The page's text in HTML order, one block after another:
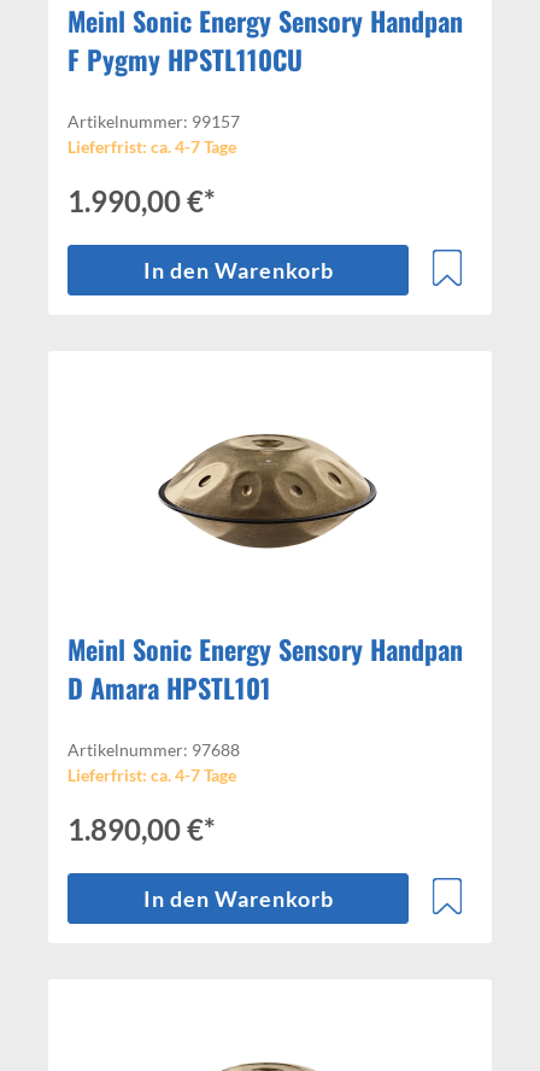
Meinl Sonic Energy Sensory Handpan
F Pygmy HPSTL110CU
Artikelnummer: 99157
Lieferfrist: ca. 4-7 Tage
1.990,00 €*
In den Warenkorb
Meinl Sonic Energy Sensory Handpan
D Amara HPSTL101
Artikelnummer: 97688
Lieferfrist: ca. 4-7 Tage
1.890,00 €*
In den Warenkorb